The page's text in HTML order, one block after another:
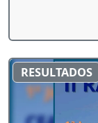
RESULTADOS